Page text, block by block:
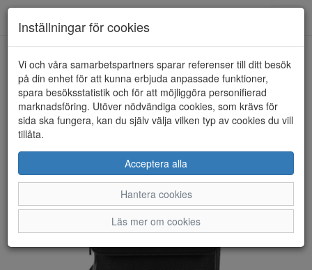
HEM ULRIKA DESIGN
Inställningar för cookies
Vi och våra samarbetspartners sparar referenser till ditt besök
på din enhet för att kunna erbjuda anpassade funktioner,
spara besöksstatistik och för att möjliggöra personifierad
marknadsföring. Utöver nödvändiga cookies, som krävs för
sida ska fungera, kan du själv välja vilken typ av cookies du vill
tillåta.
Acceptera alla
Hantera cookies
Läs mer om cookies